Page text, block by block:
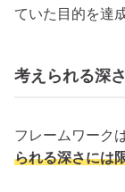
ていた目的を達
考えられる深
フレームワーク
られる深さには